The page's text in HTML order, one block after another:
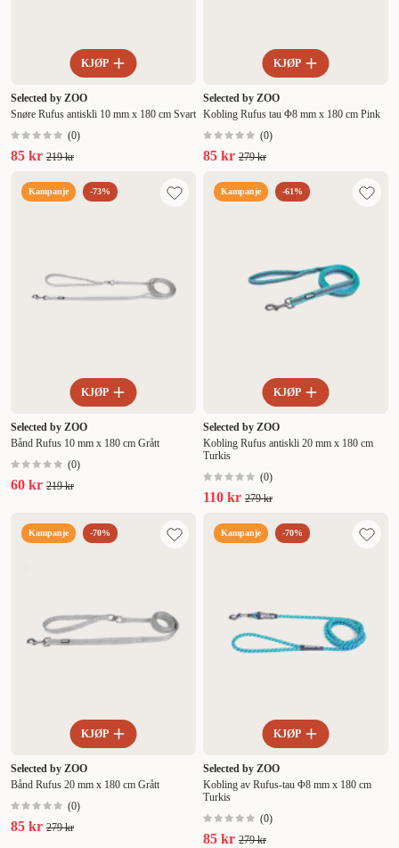
KJØP
Selected by ZOO
Snøre Rufus antiskli 10 mm x 180 cm Svart
(0)
85 kr 219 kr
KJØP
Selected by ZOO
Kobling Rufus tau Φ8 mm x 180 cm Pink
(0)
85 kr 279 kr
Kampanje -73%
KJØP
Selected by ZOO
Bånd Rufus 10 mm x 180 cm Grått
(0)
60 kr 219 kr
Kampanje -61%
KJØP
Selected by ZOO
Kobling Rufus antiskli 20 mm x 180 cm
Turkis
(0)
110 kr 279 kr
Kampanje -70%
KJØP
Selected by ZOO
Bånd Rufus 20 mm x 180 cm Grått
(0)
85 kr 279 kr
Kampanje -70%
KJØP
Selected by ZOO
Kobling av Rufus-tau Φ8 mm x 180 cm
Turkis
(0)
85 kr 279 kr